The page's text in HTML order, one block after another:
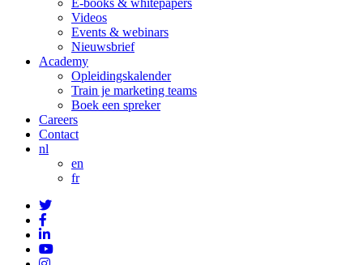
Videos
Events & webinars
Nieuwsbrief
Academy
Opleidingskalender
Train je marketing teams
Boek een spreker
Careers
Contact
nl
en
fr